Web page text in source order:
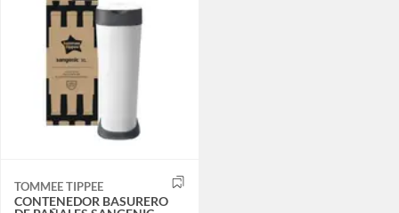
TOMMEE TIPPEE
CONTENEDOR BASURERO